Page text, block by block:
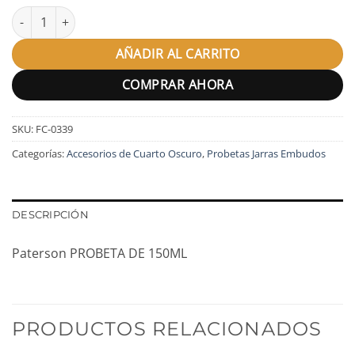
Paterson PROBETA DE 150ML cantidad
AÑADIR AL CARRITO
COMPRAR AHORA
SKU: FC-0339
Categorías:Accesorios de Cuarto Oscuro, Probetas Jarras Embudos
DESCRIPCIÓN
Paterson PROBETA DE 150ML
PRODUCTOS RELACIONADOS